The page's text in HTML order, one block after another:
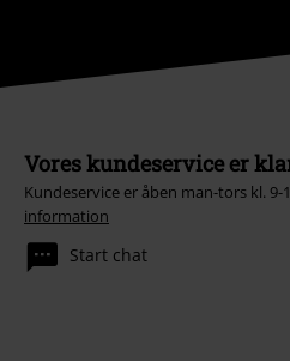
Vores kundeservice er
Kundeservice er åben man-tors kl. 9-
information
Start chat